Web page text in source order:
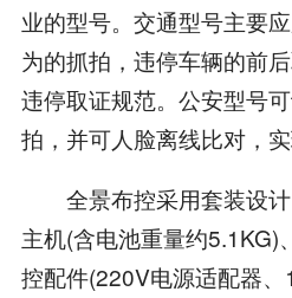
业的型号。交通型号主要
为的抓拍，违停车辆的前
违停取证规范。公安型号
拍，并可人脸离线比对，
全景布控采用套装设
主机(含电池重量约
控配件(220V电源适配器